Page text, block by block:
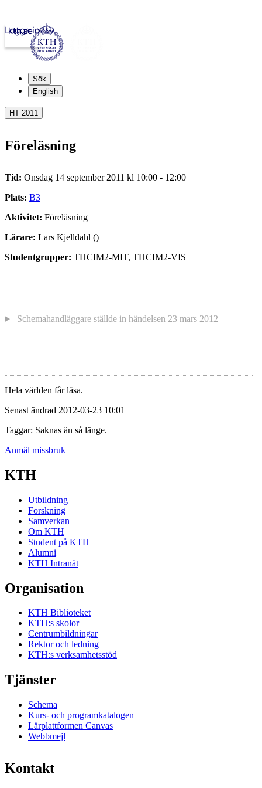
kth.se
Logga in
Sök
English
HT 2011
Föreläsning
Tid: Onsdag 14 september 2011 kl 10:00 - 12:00
Plats: B3
Aktivitet: Föreläsning
Lärare: Lars Kjelldahl ()
Studentgrupper: THCIM2-MIT, THCIM2-VIS
Schemahandläggare ställde in händelsen 23 mars 2012
Hela världen får läsa.
Senast ändrad 2012-03-23 10:01
Taggar: Saknas än så länge.
Anmäl missbruk
KTH
Utbildning
Forskning
Samverkan
Om KTH
Student på KTH
Alumni
KTH Intranät
Organisation
KTH Biblioteket
KTH:s skolor
Centrumbildningar
Rektor och ledning
KTH:s verksamhetsstöd
Tjänster
Schema
Kurs- och programkatalogen
Lärplattformen Canvas
Webbmejl
Kontakt